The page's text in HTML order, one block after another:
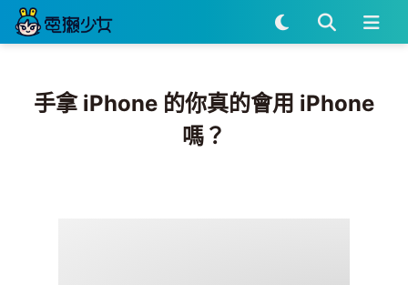
手拿 iPhone 的你真的會用 iPhone
嗎？